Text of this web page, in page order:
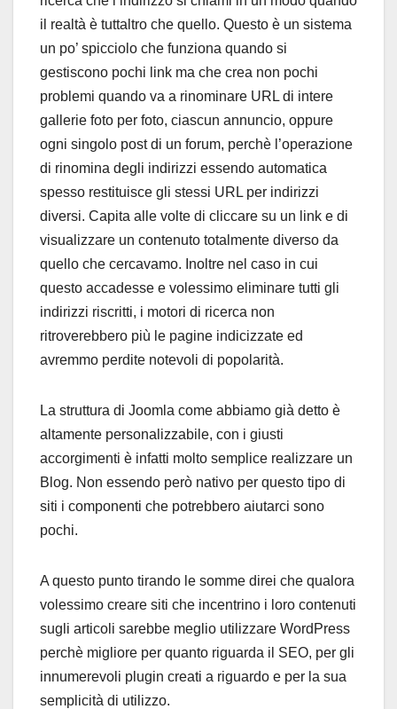
il realtà è tuttaltro che quello. Questo è un sistema
un po’ spicciolo che funziona quando si
gestiscono pochi link ma che crea non pochi
problemi quando va a rinominare URL di intere
gallerie foto per foto, ciascun annuncio, oppure
ogni singolo post di un forum, perchè l’operazione
di rinomina degli indirizzi essendo automatica
spesso restituisce gli stessi URL per indirizzi
diversi. Capita alle volte di cliccare su un link e di
visualizzare un contenuto totalmente diverso da
quello che cercavamo. Inoltre nel caso in cui
questo accadesse e volessimo eliminare tutti gli
indirizzi riscritti, i motori di ricerca non
ritroverebbero più le pagine indicizzate ed
avremmo perdite notevoli di popolarità.
La struttura di Joomla come abbiamo già detto è
altamente personalizzabile, con i giusti
accorgimenti è infatti molto semplice realizzare un
Blog. Non essendo però nativo per questo tipo di
siti i componenti che potrebbero aiutarci sono
pochi.
A questo punto tirando le somme direi che qualora
volessimo creare siti che incentrino i loro contenuti
sugli articoli sarebbe meglio utilizzare WordPress
perchè migliore per quanto riguarda il SEO, per gli
innumerevoli plugin creati a riguardo e per la sua
semplicità di utilizzo.